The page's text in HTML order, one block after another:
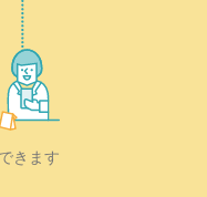
きます